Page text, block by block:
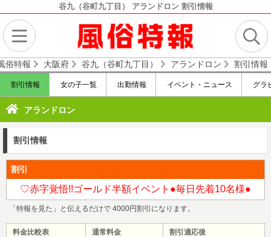
谷九（谷町九丁目） アランドロン 割引情報
俗特報 大阪府 谷九（谷町九丁目） アランドロン 割引情報
割引情報 女の子一覧 出勤情報 イベント・ニュース グラ
アランドロン
割引情報
割引
♡赤字覚悟!!ゴールド半額イベント●毎日先着10名様●
「特報を見た」と伝えるだけで 4000円割引になります。
料金比較表 通常料金 割引適応後